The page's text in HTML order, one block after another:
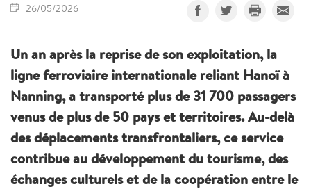
26/05/2026
Un an après la reprise de son exploitation, la
ligne ferroviaire internationale reliant Hanoï à
Nanning, a transporté plus de 31 700 passagers
venus de plus de 50 pays et territoires. Au-delà
des déplacements transfrontaliers, ce service
contribue au développement du tourisme, des
échanges culturels et de la coopération entre le